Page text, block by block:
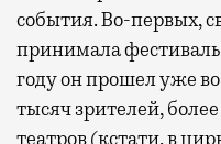
события. Во-первых,
принимала
году он прошел уже во
тысяч зрителей,
театров (кстати, в